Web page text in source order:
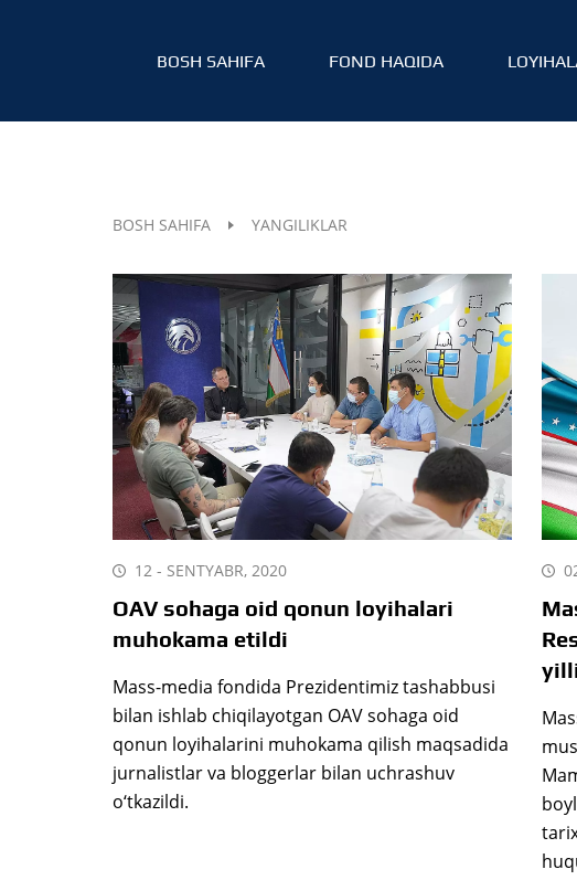
BOSH SAHIFA FOND HAQIDA
BOSH SAHIFA YANGILIKLAR
12 - SENTYABR, 2020
OAV sohaga oid qonun loyihalari
muhokama etildi
Mass-media fondida Prezidentimiz tashabbusi
bilan ishlab chiqilayotgan OAV sohaga oid
qonun loyihalarini muhokama qilish maqsadida
jurnalistlar va bloggerlar bilan uchrashuv
o‘tkazildi.